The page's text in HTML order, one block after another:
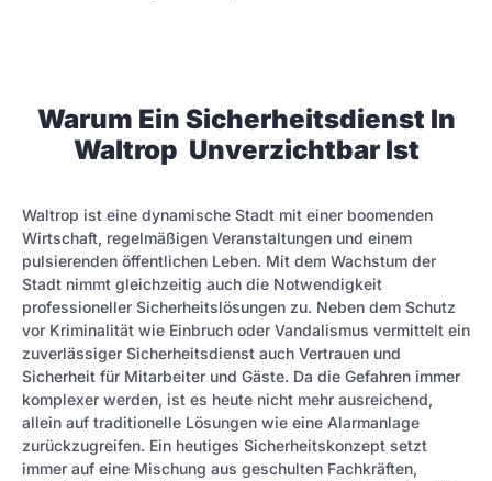
Warum Ein Sicherheitsdienst In
Waltrop Unverzichtbar Ist
Waltrop ist eine dynamische Stadt mit einer boomen­den
Wirtschaft, regelmäßigen Veranstaltungen und einem
pulsierenden öffentlichen Leben. Mit dem Wachstum der
Stadt nimmt gleichzeitig auch die Notwendigkeit
professioneller Sicherheitslösungen zu. Neben dem Schutz
vor Kriminalität wie Einbruch oder Vandalismus vermittelt ein
zuverlässiger Sicherheitsdienst auch Vertrauen und
Sicherheit für Mitarbeiter und Gäste. Da die Gefahren immer
komplexer werden, ist es heute nicht mehr ausreichend,
allein auf traditionelle Lösungen wie eine Alarmanlage
zurückzugreifen. Ein heutiges Sicherheitskonzept setzt
immer auf eine Mischung aus geschulten Fachkräften,